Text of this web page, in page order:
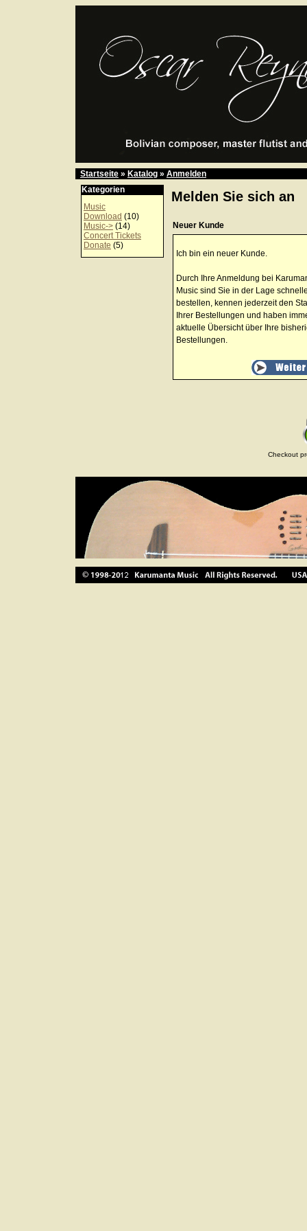
Startseite » Katalog » Anmelden
Kategorien
Music
Download (10)
Music-> (14)
Concert Tickets
Donate (5)
Melden Sie sich an
Neuer Kunde
Ich bin ein neuer Kunde.
Durch Ihre Anmeldung bei
Music sind Sie in der Lage
bestellen, kennen jederzeit den
Ihrer Bestellungen und haben
aktuelle Übersicht über Ihre
Bestellungen.
Checkout